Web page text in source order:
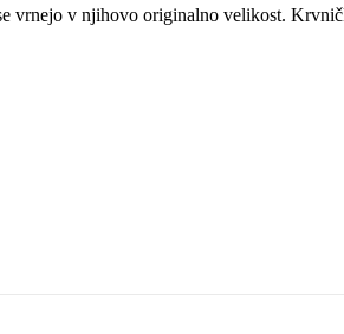
vrnejo v njihovo originalno velikost.